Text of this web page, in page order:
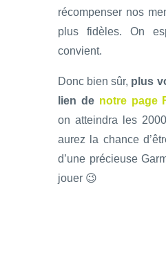
récompenser nos
plus fidèles. On
convient.
Donc bien sûr, plus
lien de notre page
on atteindra les
aurez la chance
d’une précieuse
jouer 😉